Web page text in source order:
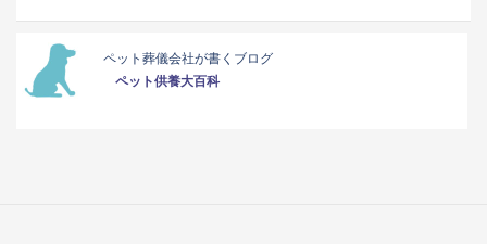
ペット葬儀会社が書くブログ
ペット供養大百科